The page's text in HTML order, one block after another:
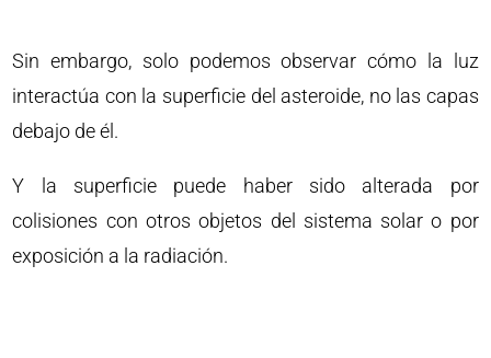
Sin embargo, solo podemos observar cómo la luz
interactúa con la superficie del asteroide, no las capas
debajo de él.
Y la superficie puede haber sido alterada por
colisiones con otros objetos del sistema solar o por
exposición a la radiación.